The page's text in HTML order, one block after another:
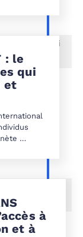
: le
qui
et
…
à
et à